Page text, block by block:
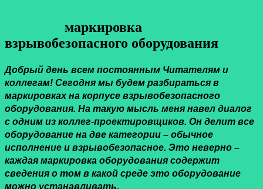
маркировка
взрывобезопасного оборудования
Добрый день всем постоянным Читателям и
коллегам! Сегодня мы будем разбираться в
маркировках на корпусе взрывобезопасного
оборудования. На такую мысль меня навел диалог
с одним из коллег-проектировщиков. Он делит все
оборудование на две категории – обычное
исполнение и взрывобезопасное. Это неверно –
каждая маркировка оборудования содержит
сведения о том в какой среде это оборудование
можно устанавливать.